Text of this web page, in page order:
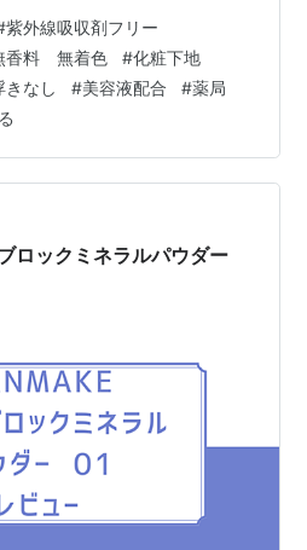
ので、 すぐ無くなることは無
しっとりとしています。 特有
まり無く、 やさしい付け心地
使うと、 ニキビが出来やすい
にくい感…
紫外線吸収剤フリー
香料 無着色 #化粧下地
きなし #美容液配合 #薬局
ロックミネラルパウダー